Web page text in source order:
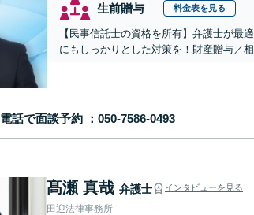
生前贈与 料金表を見る
【民事信託士の資格を所有】弁護士が最
にもしっかりとした対策を！財産贈与／
電話で面談予約
髙瀬 真哉 弁護士 インタビューを見る
田迎法律事務所